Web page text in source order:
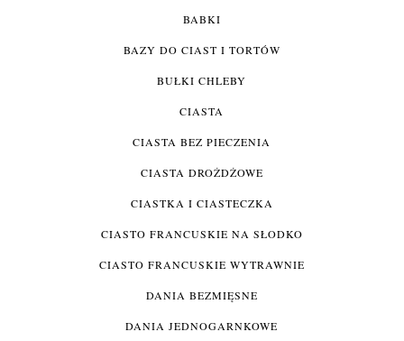
BABKI
BAZY DO CIAST I TORTÓW
BUŁKI CHLEBY
CIASTA
CIASTA BEZ PIECZENIA
CIASTA DROŻDŻOWE
CIASTKA I CIASTECZKA
CIASTO FRANCUSKIE NA SŁODKO
CIASTO FRANCUSKIE WYTRAWNIE
DANIA BEZMIĘSNE
DANIA JEDNOGARNKOWE